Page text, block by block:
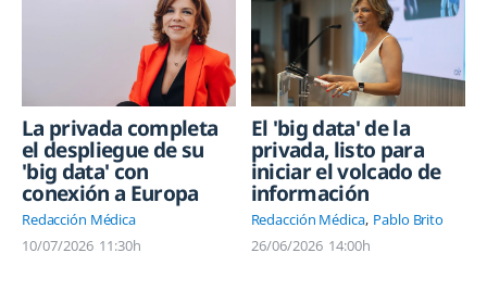
La privada completa
el despliegue de su
'big data' con
conexión a Europa
Redacción Médica
10/07/2026 11:30h
El 'big data' de la
privada, listo para
iniciar el volcado de
información
Redacción Médica Pablo Brito
26/06/2026 14:00h